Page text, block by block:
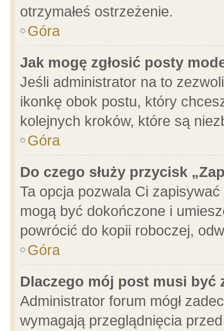
otrzymałeś ostrzeżenie.
Góra
Jak mogę zgłosić posty
Jeśli administrator na to
ikonkę obok postu, który
kolejnych kroków, które są
Góra
Do czego służy przycisk
Ta opcja pozwala Ci
mogą być dokończone i
powrócić do kopii roboczej,
Góra
Dlaczego mój post musi być
Administrator forum mógł
wymagają przeglądnięcia